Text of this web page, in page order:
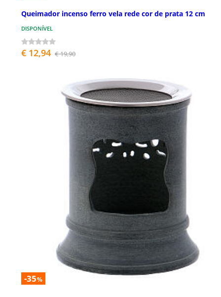
Queimador incenso ferro vela rede cor de prata 12 cm
DISPONÍVEL
€ 12,94 € 19,90
-35%